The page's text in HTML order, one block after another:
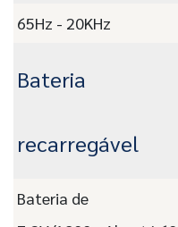
65Hz - 20KHz
Bateria
recarregável
Bateria de